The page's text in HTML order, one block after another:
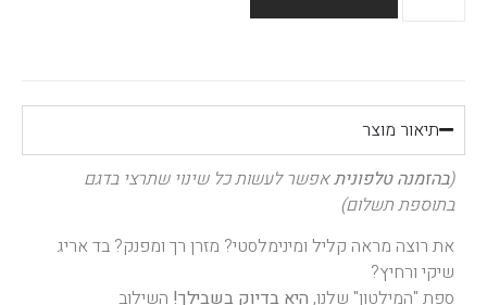
תיאור מוצר
(בהזמנה טלפוניתאפשר לעשות כל שינוי שתרצי בדגם
בתוספת תשלום)
את רוצה מראה קליל ומינימלסטי? מזרן רך ומפנק? בד אריג
שיקי ורחיץ?
ספת "המילטון" שלנו, היא בדיוק בשבילך! השילוב